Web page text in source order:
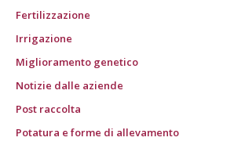
Fertilizzazione
Irrigazione
Miglioramento genetico
Notizie dalle aziende
Post raccolta
Potatura e forme di allevamento